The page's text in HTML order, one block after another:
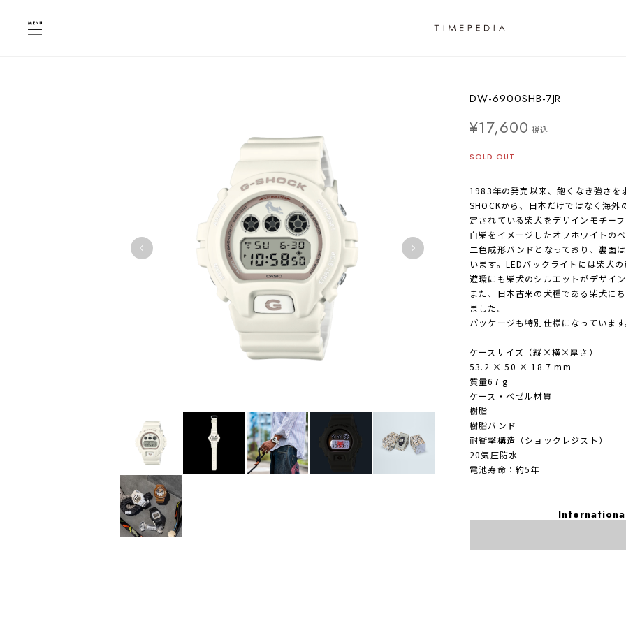
DW-6900SHB-7JR
¥17,600 税込
SOLD OUT
1983年の発売以来、飽くなき強さを
SHOCKから、日本だけではなく海
定されている柴犬をデザインモチーフ
白柴をイメージしたオフホワイトの
二色成形バンドとなっており、裏面
います。LEDバックライトには柴犬
遊環にも柴犬のシルエットがデザイン
また、日本古来の犬種である柴犬に
ました。
パッケージも特別仕様になっています
ケースサイズ（縦×横×厚さ）
53.2 × 50 × 18.7 mm
質量67 g
ケース・ベゼル材質
樹脂
樹脂バンド
耐衝撃構造（ショックレジスト）
20気圧防水
電池寿命：約5年